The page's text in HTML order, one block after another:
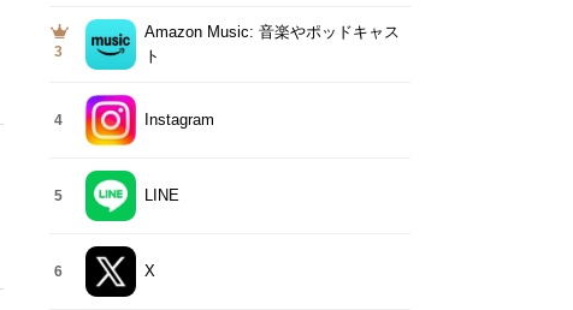
3
Amazon Music: 音楽やポッドキャス
ト
4 Instagram
5 LINE
6 X